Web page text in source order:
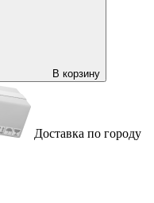
В корзину
Доставка по городу